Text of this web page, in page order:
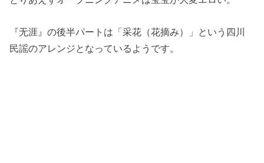
『无涯』の後半パートは「采花（花摘み）」という四川
民謡のアレンジとなっているようです。